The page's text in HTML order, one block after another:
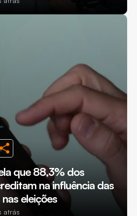
que 88,3% dos
na influência das
eleições
atrás